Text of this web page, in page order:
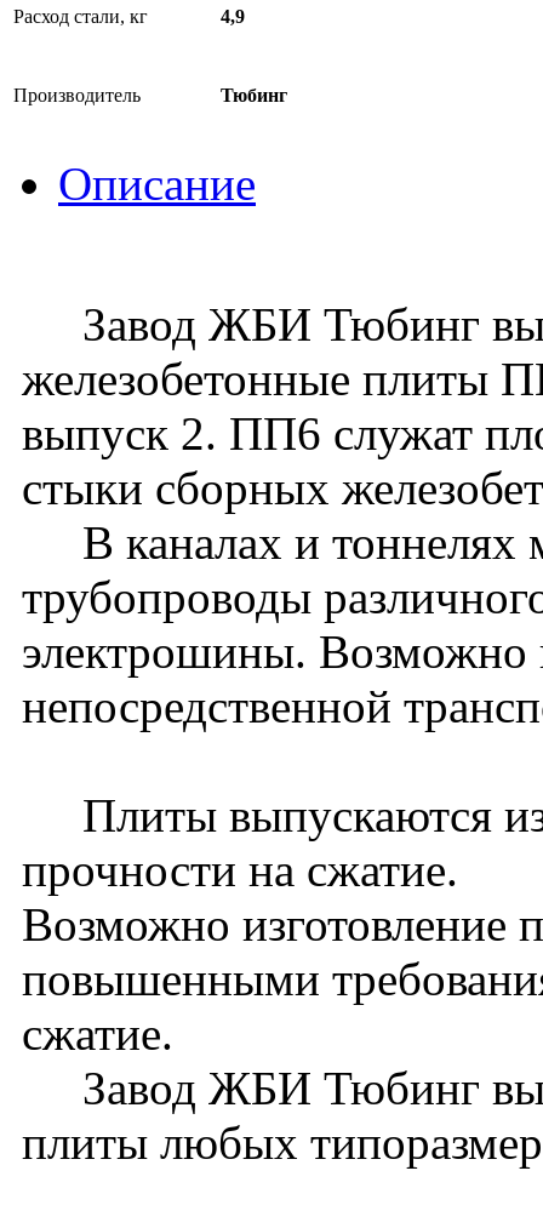
Расход стали, кг 4,9
Производитель Тюбинг
Описание
Завод ЖБИ Тюбинг
железобетонные плиты
выпуск 2. ПП6 служат
стыки сборных
В каналах и тоннелях
трубопроводы
электрошины. Возможно
непосредственной
Плиты выпускаются из
прочности на сжатие.
Возможно изготовление
повышенными
сжатие.
Завод ЖБИ Тюбинг
плиты любых